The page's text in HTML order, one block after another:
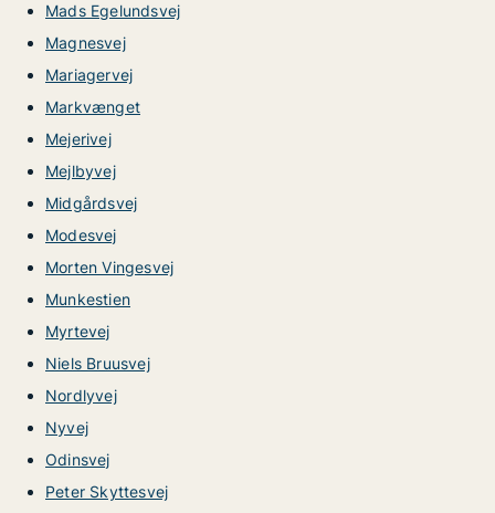
Mads Egelundsvej
Magnesvej
Mariagervej
Markvænget
Mejerivej
Mejlbyvej
Midgårdsvej
Modesvej
Morten Vingesvej
Munkestien
Myrtevej
Niels Bruusvej
Nordlyvej
Nyvej
Odinsvej
Peter Skyttesvej